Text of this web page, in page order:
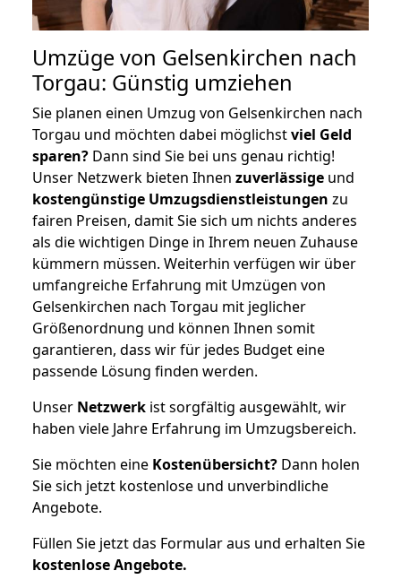
Umzüge von Gelsenkirchen nach
Torgau: Günstig umziehen
Sie planen einen Umzug von Gelsenkirchen nach
Torgau und möchten dabei möglichstviel Geld
sparen? Dann sind Sie bei uns genau richtig!
Unser Netzwerk bieten Ihnen zuverlässige und
kostengünstige Umzugsdienstleistungen zu
fairen Preisen, damit Sie sich um nichts anderes
als die wichtigen Dinge in Ihrem neuen Zuhause
kümmern müssen. Weiterhin verfügen wir über
umfangreiche Erfahrung mit Umzügen von
Gelsenkirchen nach Torgau mit jeglicher
Größenordnung und können Ihnen somit
garantieren, dass wir für jedes Budget eine
passende Lösung finden werden.
Unser Netzwerk ist sorgfältig ausgewählt, wir
haben viele Jahre Erfahrung im Umzugsbereich.
Sie möchten eine Kostenübersicht? Dann holen
Sie sich jetzt kostenlose und unverbindliche
Angebote.
Füllen Sie jetzt das Formular aus und erhalten Sie
kostenloseAngebote.